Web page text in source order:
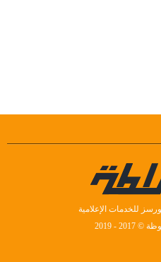
للخدمات الإعلامية
- 2019